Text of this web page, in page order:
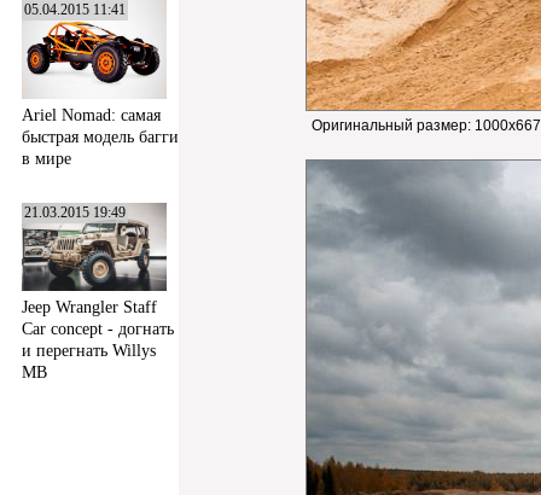
05.04.2015 11:41
Ariel Nomad: самая
быстрая модель багги
в мире
21.03.2015 19:49
Jeep Wrangler Staff
Car concept - догнать
и перегнать Willys
MB
Оригинальный размер: